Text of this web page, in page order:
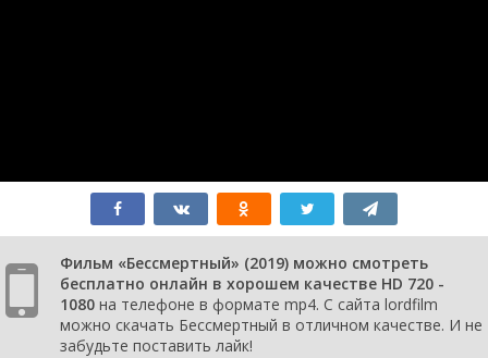
Фильм «Бессмертный» (2019) можно смотреть
бесплатно онлайн в хорошем качестве HD 720 -
1080 на телефоне в формате mp4. С сайта lordfilm
можно скачать Бессмертный в отличном качестве. И не
забудьте поставить лайк!